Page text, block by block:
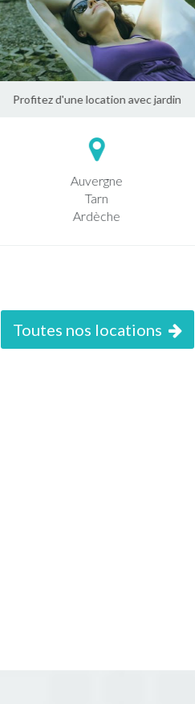
Profitez d'une location avec jardin
Auvergne
Tarn
Ardèche
Toutes nos locations